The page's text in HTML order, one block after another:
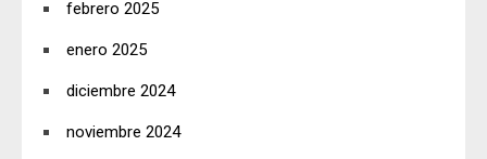
febrero 2025
enero 2025
diciembre 2024
noviembre 2024